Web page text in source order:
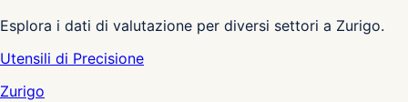
Esplora i dati di valutazione per diversi settori a Zurigo.
Utensili di Precisione
Zurigo